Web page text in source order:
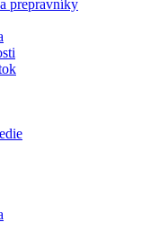
prepravníky